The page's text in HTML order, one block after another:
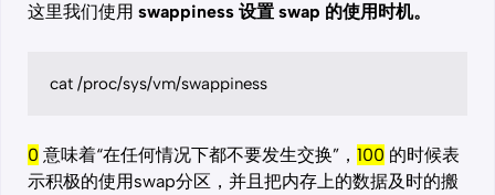
这里我们使用 swappiness 设置 swap 的使用时机。
cat /proc/sys/vm/swappiness
0 意味着“在任何情况下都不要发生交换”， 100 的时候表
示积极的使用swap分区，并且把内存上的数据及时的搬